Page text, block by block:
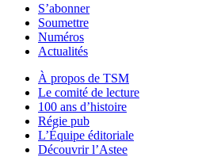
S’abonner
Soumettre
Numéros
Actualités
À propos de TSM
Le comité de lecture
100 ans d’histoire
Régie pub
L’Équipe éditoriale
Découvrir l’Astee